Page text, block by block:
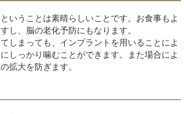
いうことは素晴らしいことです。お食事もよ
し、脳の老化予防にもなります。
しまっても、インプラントを用いることによ
しっかり噛むことができます。また場合によ
拡大を防ぎます。